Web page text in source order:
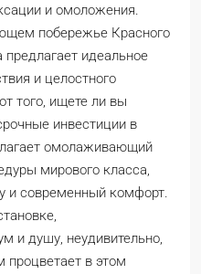
и омоложения.
побережье Красного
предлагает идеальное
и целостного
того, ищете ли вы
инвестиции в
омолаживающий
мирового класса,
и современный комфорт.
и душу, неудивительно,
процветает в этом